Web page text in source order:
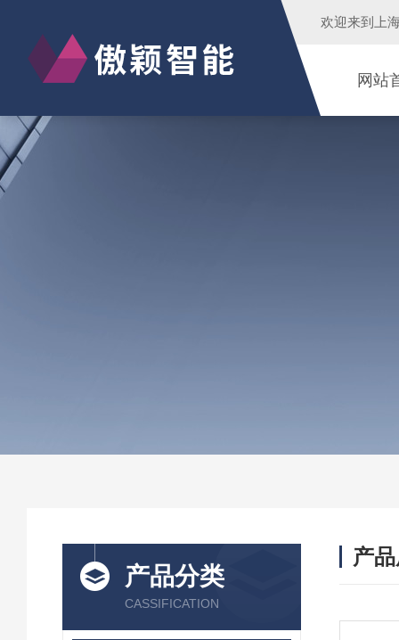
欢迎来到 上
网站
产品分类
CASSIFICATION
产